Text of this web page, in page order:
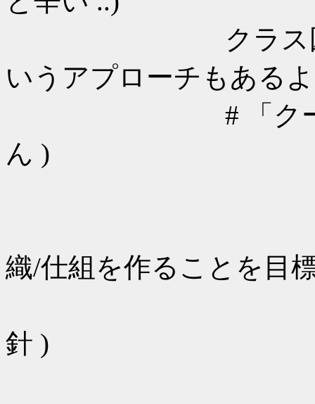
クラス図など
いうアプローチもある
# 「クース」:
ん )
織/仕組を作ることを目
針 )